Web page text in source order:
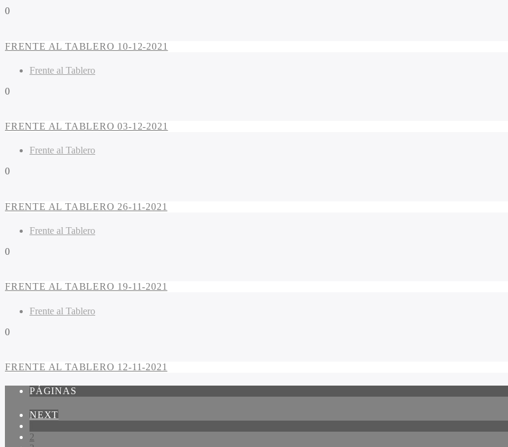
0
FRENTE AL TABLERO 10-12-2021
Frente al Tablero
0
FRENTE AL TABLERO 03-12-2021
Frente al Tablero
0
FRENTE AL TABLERO 26-11-2021
Frente al Tablero
0
FRENTE AL TABLERO 19-11-2021
Frente al Tablero
0
FRENTE AL TABLERO 12-11-2021
PÁGINAS
NEXT
2